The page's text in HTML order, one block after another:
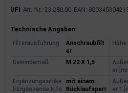
UFI Art.-Nr.: 23.280.00 EAN:
Produktinformationen
Technische Angaben:
Filterausführung
Anschraubfilt
er
Höhe
Gewindemaß M 22 X 1,5
er
Ergänzungsartike
l/Ergänzende Info
mit einem
Rücklaufsperr
er 1